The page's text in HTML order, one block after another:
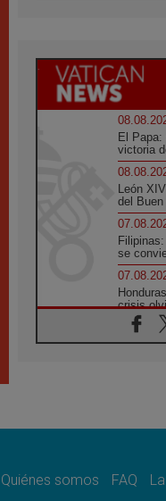
El
victoria
León
del
se
crisis
Bokalic:
Quiénes somos FAQ